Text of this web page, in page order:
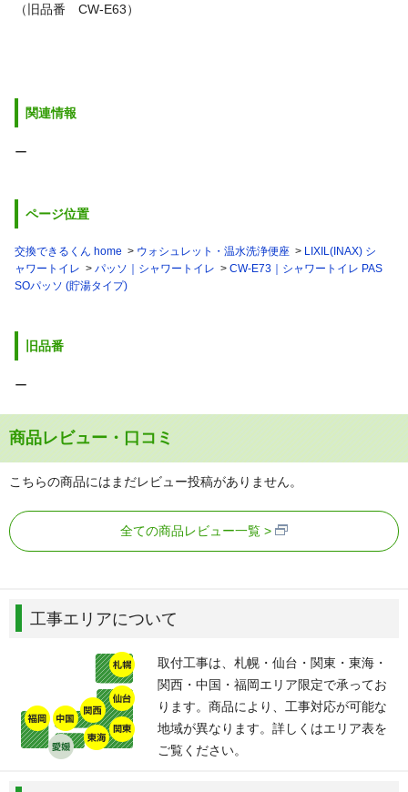
（旧品番 CW-E63）
関連情報
ー
ページ位置
交換できるくん home ウォシュレット・温水洗浄便座
LIXIL(INAX) シ
ャワートイレ
パッソ｜シャワートイレ
CW-E73｜シャワートイレ PAS
SOパッソ (貯湯タイプ)
旧品番
ー
商品レビュー・口コミ
こちらの商品にはまだレビュー投稿がありません。
全ての商品レビュー一覧
工事エリアについて
取付工事は、札幌・仙台・関東・東海・
関西・中国・福岡エリア限定で承ってお
ります。商品により、工事対応が可能な
地域が異なります。詳しくはエリア表を
ご覧ください。